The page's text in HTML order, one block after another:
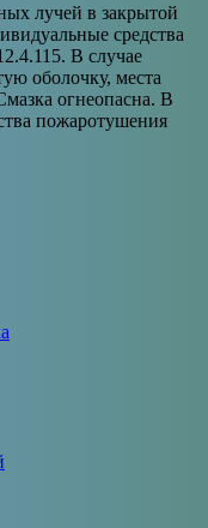
лучей в закрытой
средства
В случае
оболочку, места
огнеопасна. В
пожаротушения